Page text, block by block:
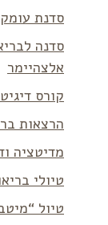
סדנת
סדנה
אלצהיימר
קורס
הרצאות
מדיטציה
טיולי
טיול